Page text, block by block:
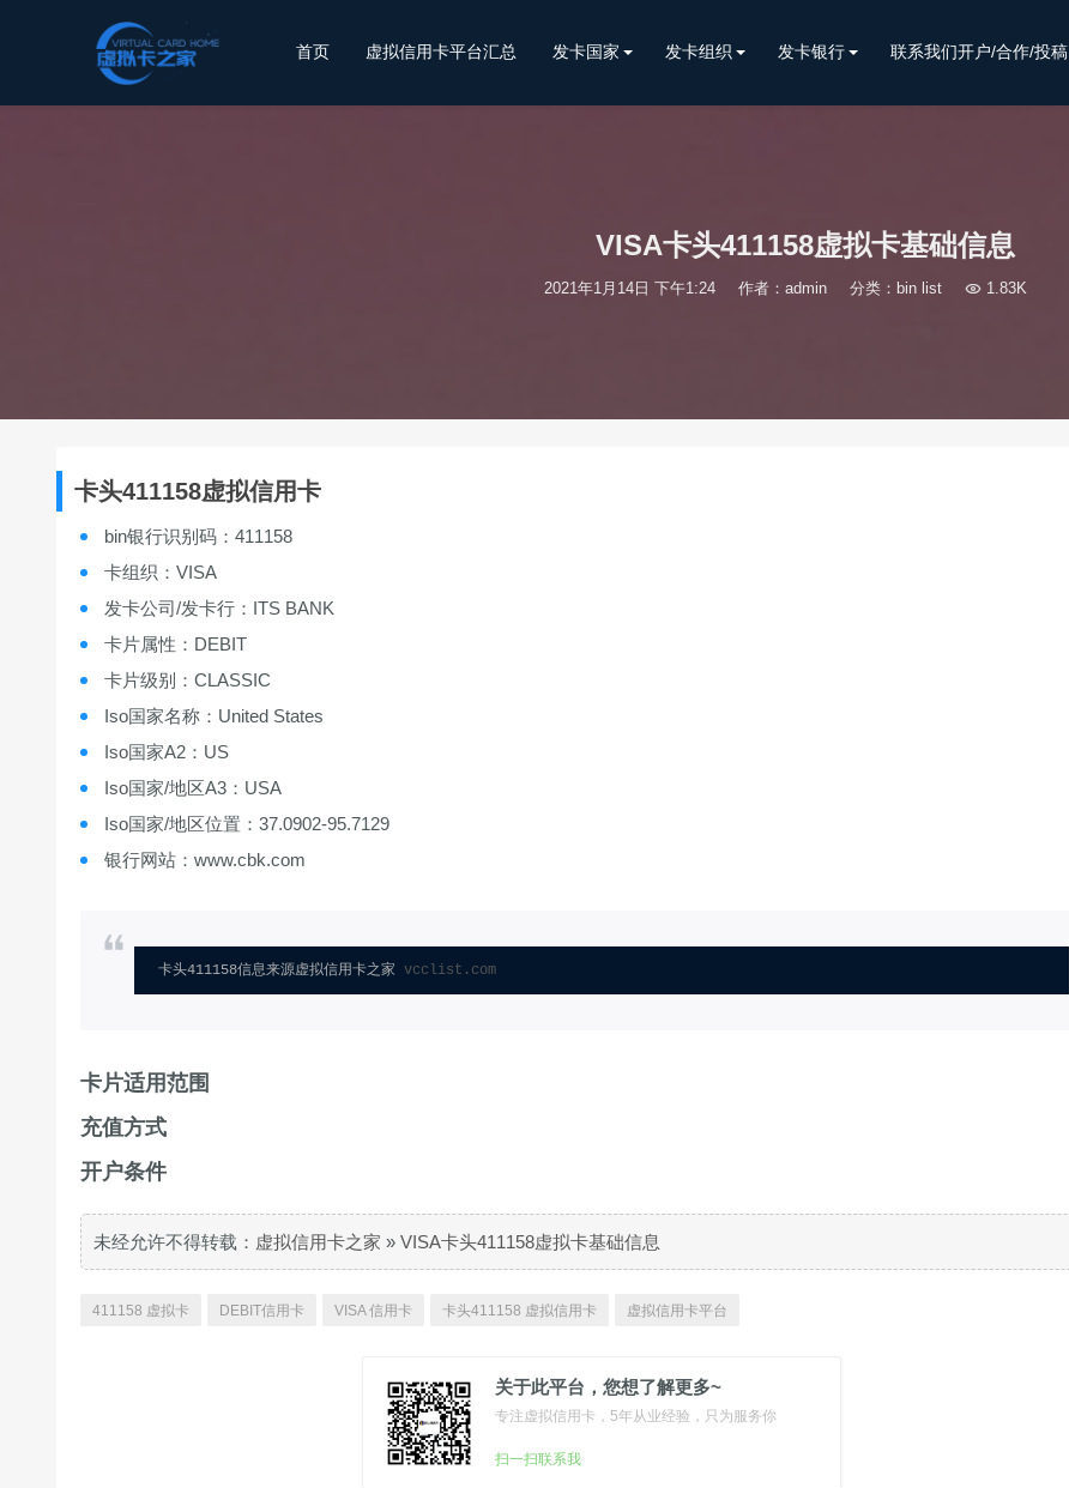
首页 虚拟信用卡平台汇总 发卡国家 发卡组织 发卡银行 联系我们开户/合作/投稿
VISA卡头411158虚拟卡基础信息
2021年1月14日 下午1:24 作者：admin 分类： bin list 1.83K
卡头411158虚拟信用卡
bin银行识别码：411158
卡组织：VISA
发卡公司/发卡行：ITS BANK
卡片属性：DEBIT
卡片级别：CLASSIC
Iso国家名称：United States
Iso国家A2：US
Iso国家/地区A3：USA
Iso国家/地区位置：37.0902-95.7129
银行网站：www.cbk.com
卡头411158信息来源虚拟信用卡之家 vcclist.com
卡片适用范围
充值方式
开户条件
未经允许不得转载： 虚拟信用卡之家 » VISA卡头411158虚拟卡基础信息
411158 虚拟卡 DEBIT信用卡 VISA 信用卡 卡头411158 虚拟信用卡 虚拟信用卡平台
关于此平台，您想了解更多~
专注虚拟信用卡，5年从业经验，只为服务你
扫一扫联系我